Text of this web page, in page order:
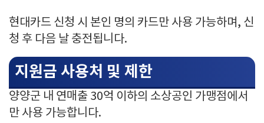
현대카드 신청 시 본인 명의 카드만 사용 가능하며, 신
청 후 다음 날 충전됩니다.
지원금 사용처 및 제한
양양군 내 연매출 30억 이하의 소상공인 가맹점에서
만 사용 가능합니다.